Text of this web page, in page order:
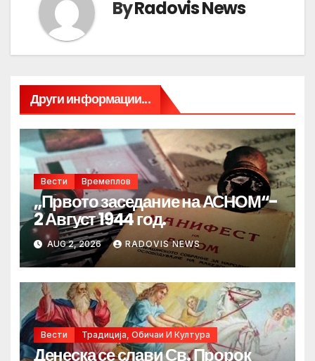
ByRadovis News
Други информации...
Вести Времеплов
„Првото заседание на АСНОМ“-
2 Август 1944 год.
AUG 2, 2026 RADOVIS NEWS
Вести Традиција, Обичаи И Култура
Денеска се слави Св. Пророк